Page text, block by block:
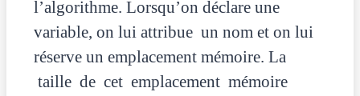
l’algorithme. Lorsqu’on déclare une
variable, on lui attribue un nom et on lui
réserve un emplacement mémoire. La
taille de cet emplacement mémoire